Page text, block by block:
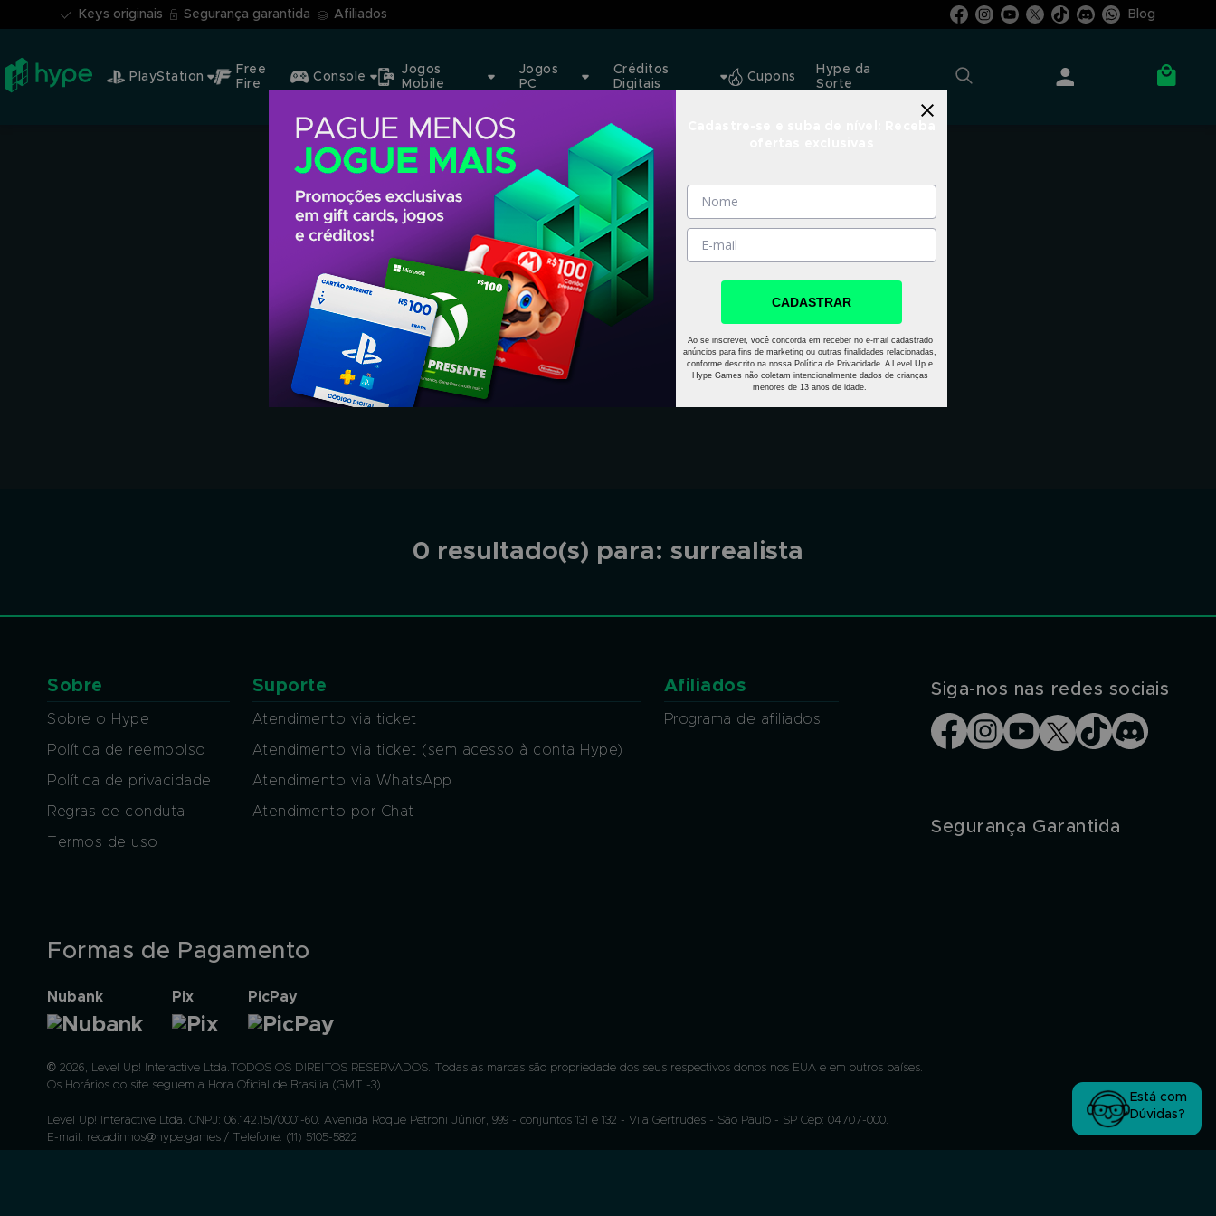
Keys originais Segurança garantida Afiliados Blog
PlayStation
Free
Fire
Console
Jogos
Mobile
Jogos
PC
Créditos
Digitais
Cupons
Hype da
Sorte
0 resultado(s) para: surrealista
Sobre
Sobre o Hype
Política de reembolso
Política de privacidade
Regras de conduta
Termos de uso
Suporte
Atendimento via ticket
Atendimento via ticket (sem acesso à conta Hype)
Atendimento via WhatsApp
Atendimento por Chat
Afiliados
Programa de afiliados
Siga-nos nas redes sociais
Segurança Garantida
Formas de Pagamento
Nubank Pix PicPay
© 2026, Level Up! Interactive Ltda.TODOS OS DIREITOS RESERVADOS. Todas as marcas são propriedade dos seus respectivos donos nos EUA e em outros países.
Os Horários do site seguem a Hora Oficial de Brasilia (GMT -3).
Level Up! Interactive Ltda. CNPJ: 06.142.151/0001-60. Avenida Roque Petroni Júnior, 999 - conjuntos 131 e 132 - Vila Gertrudes - São Paulo - SP Cep: 04707-000.
E-mail: recadinhos@hype.games / Telefone: (11) 5105-5822
Está com
Dúvidas?
CADASTRAR
Ao se inscrever, você concorda em receber no e-mail cadastrado
anúncios para fins de marketing ou outras finalidades relacionadas,
conforme descrito na nossa Política de Privacidade. A Level Up e
Hype Games não coletam intencionalmente dados de crianças
menores de 13 anos de idade.